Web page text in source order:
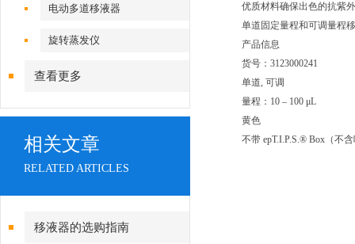
电动多道移液器
旋转蒸发仪
查看更多
相关文章
RELATED ARTICLES
移​液​器​的选购指南
优质材料确保出色的抗紫
单道固定量程和可调量程
产品信息
货号：3123000241
单道, 可调
量程：10 – 100 μL
黄色
不带 epT.I.P.S.® Box（不